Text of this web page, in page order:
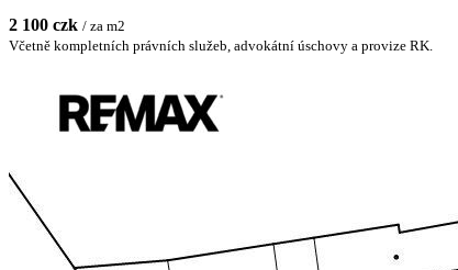
2 100 czk / za m2
Včetně kompletních právních služeb, advokátní úschovy a provize RK.